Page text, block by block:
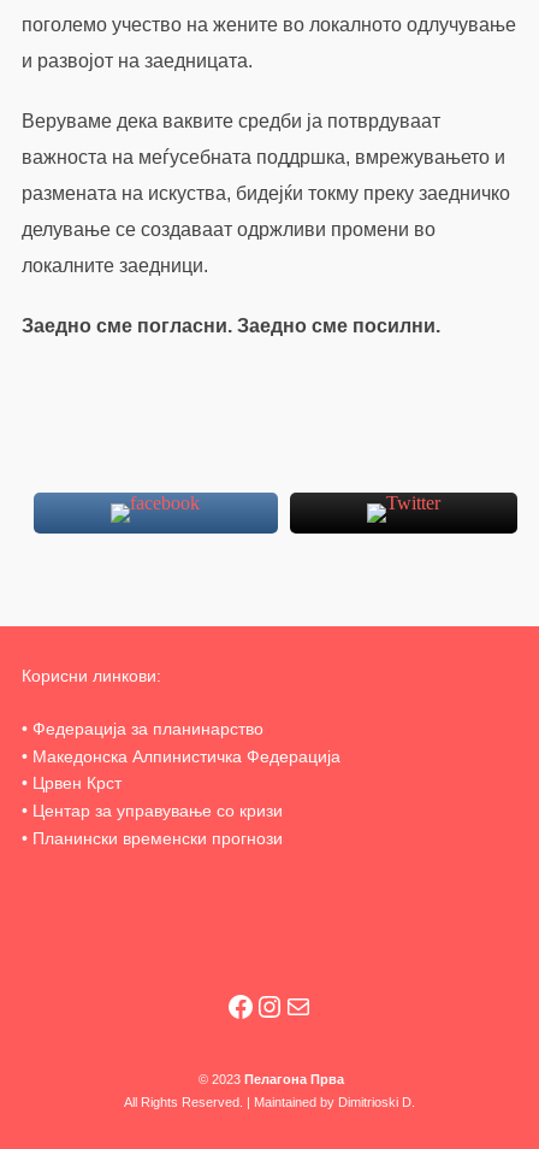
поголемо учество на жените во локалното одлучување
и развојот на заедницата.
Веруваме дека ваквите средби ја потврдуваат
важноста на меѓусебната поддршка, вмрежувањето и
размената на искуства, бидејќи токму преку заедничко
делување се создаваат одржливи промени во
локалните заедници.
Заедно сме погласни. Заедно сме посилни.
Корисни линкови:
• Федерација за планинарство
• Македонска Алпинистичка Федерација
• Црвен Крст
• Центар за управување со кризи
• Планински временски прогнози
Facebook
Instagram
Mail
© 2023 Пелагона Прва
All Rights Reserved. | Maintained by Dimitrioski D.